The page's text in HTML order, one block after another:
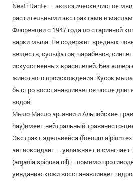
Nesti Dante — экологически чистое
растительными экстрактами и
Флоренции с 1947 года по старинной
варки мыла. Не содержит вредных
веществ, сульфатов, парабенов,
искусственных красителей. Без
животного происхождения. Кусок
быстро восстанавливается после
водой.
Мыло Масло аргании и Альпийские
hay)имеет нейтральный травянисто-
Экстракт эдельвейса (foenum alpium
антиоксидант – увлажняет и
(argania spinosa oil) – помимо
увяданию кожи восстанавливает